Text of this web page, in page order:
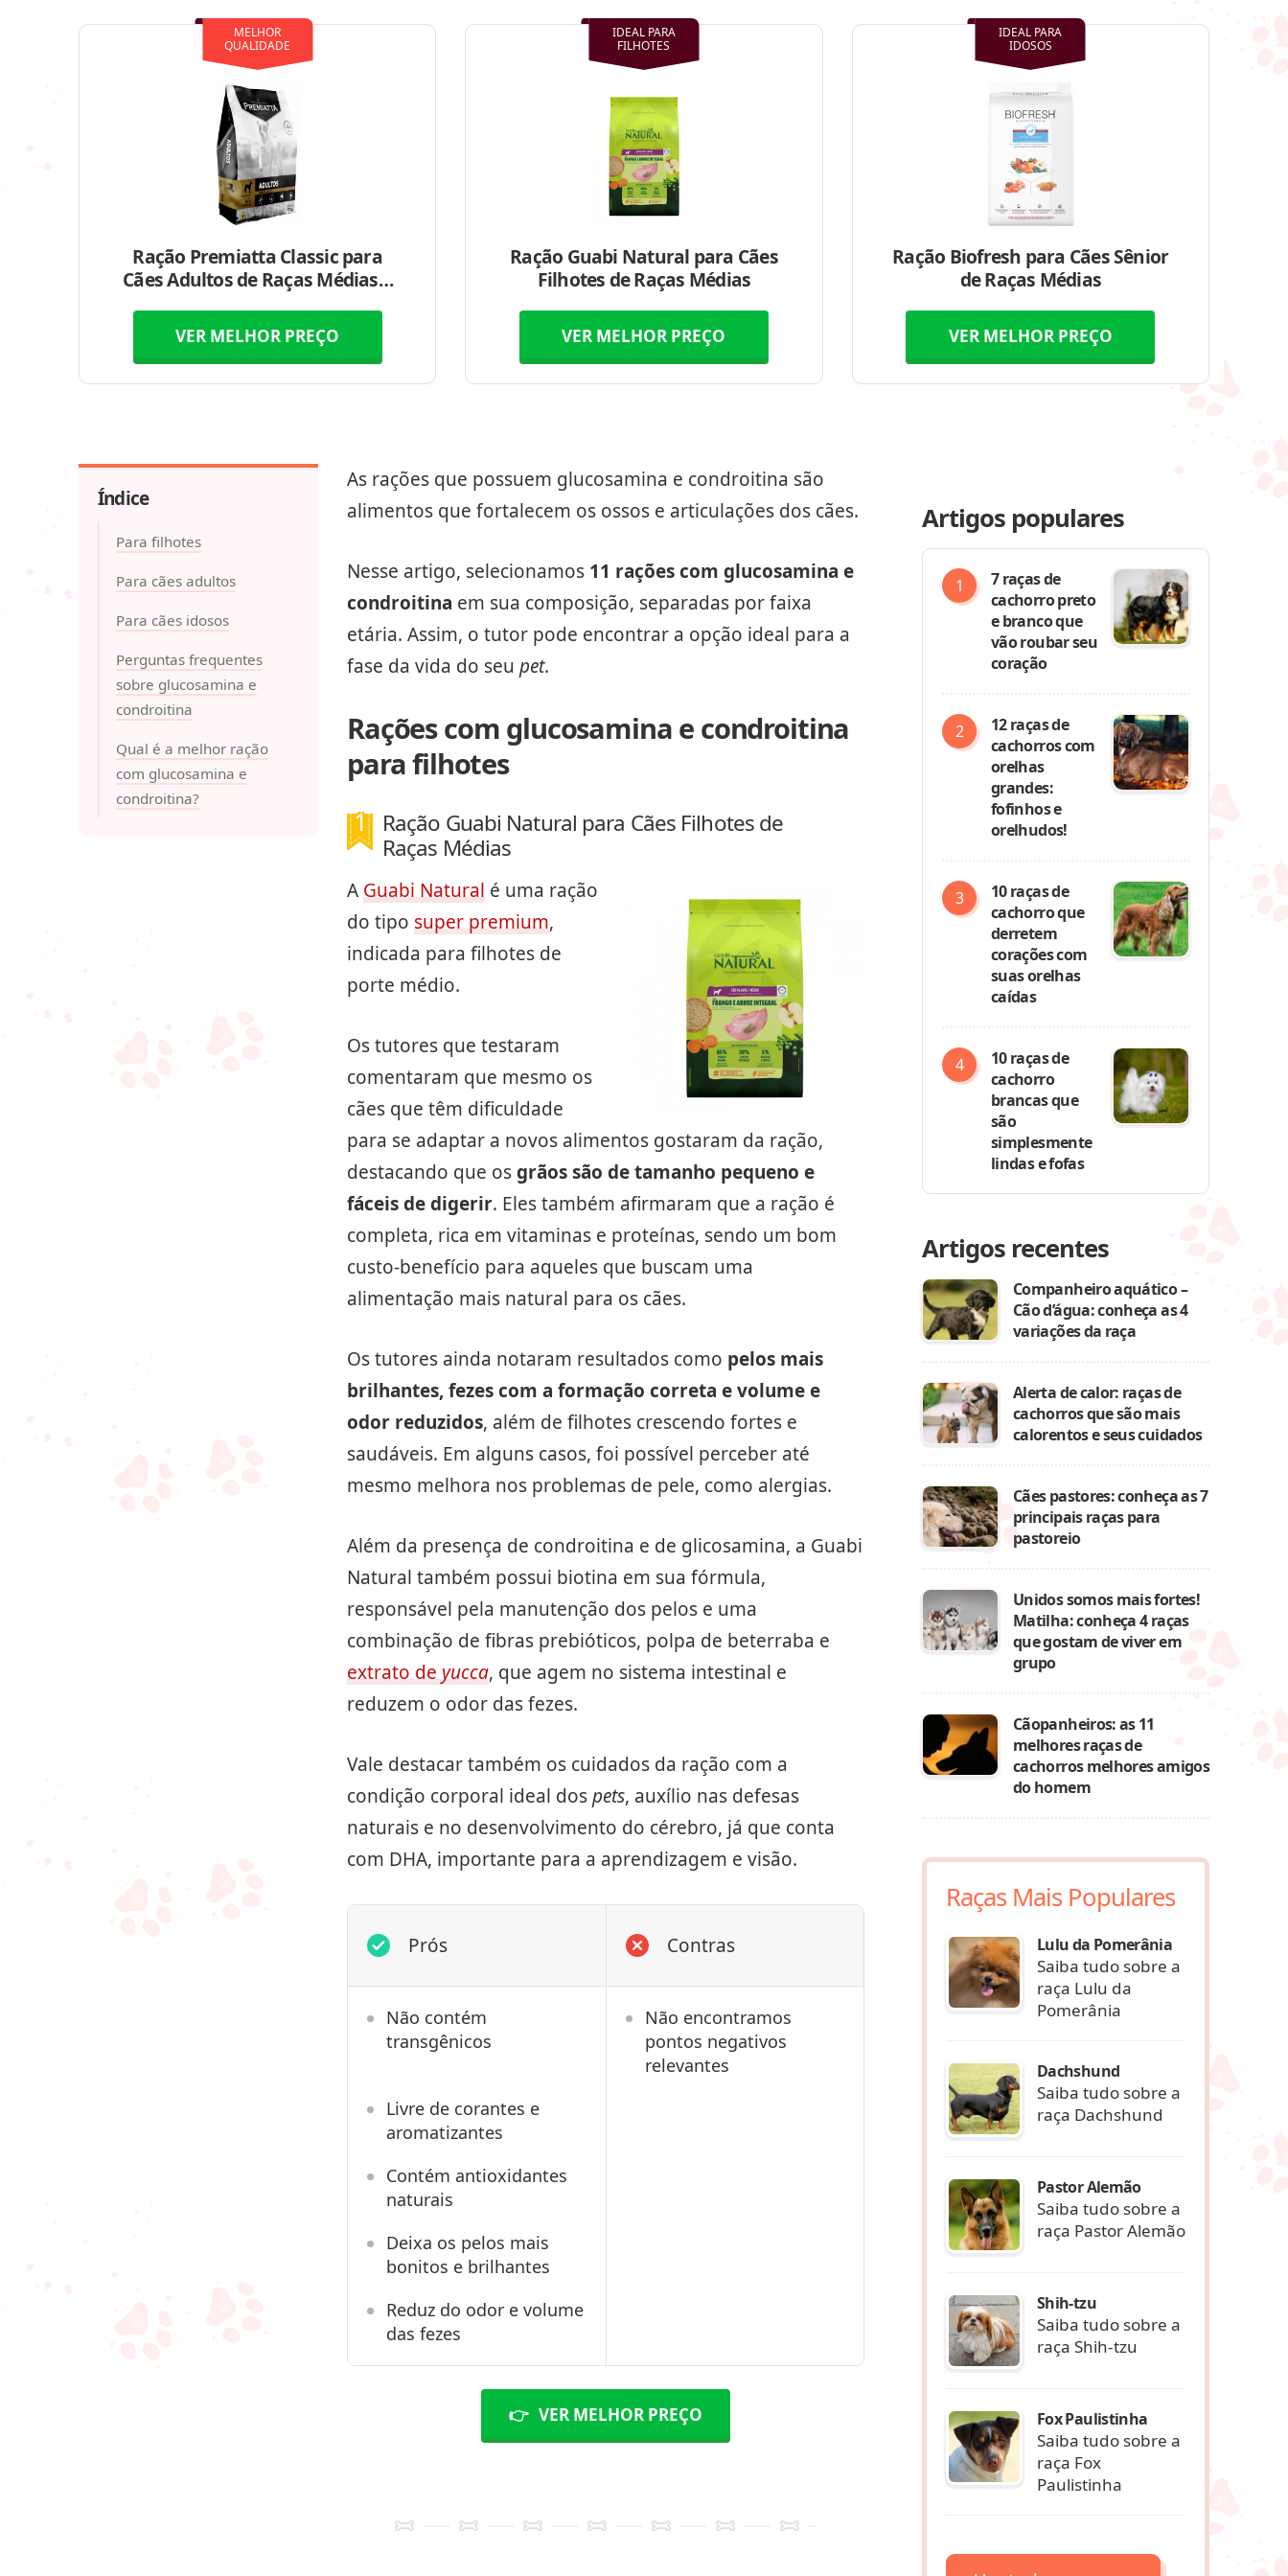
MELHOR
QUALIDADE
Ração Premiatta Classic para
Cães Adultos de Raças Médias e
VER MELHOR PREÇO
IDEAL PARA
FILHOTES
Ração Guabi Natural para Cães
Filhotes de Raças Médias
VER MELHOR PREÇO
IDEAL PARA
IDOSOS
Ração Biofresh para Cães Sênior
de Raças Médias
VER MELHOR PREÇO
As rações que possuem glucosamina e condroitina são
alimentos que fortalecem os ossos e articulações dos cães.
Nesse artigo, selecionamos 11 rações com glucosamina e
condroitina em sua composição, separadas por faixa
etária. Assim, o tutor pode encontrar a opção ideal para a
fase da vida do seu pet.
Índice
Para filhotes
Para cães adultos
Para cães idosos
Perguntas frequentes
sobre glucosamina e
condroitina
Qual é a melhor ração
com glucosamina e
condroitina?
Rações com glucosamina e condroitina
para filhotes
Ração Guabi Natural para Cães Filhotes de
Raças Médias
A Guabi Natural é uma ração
do tipo super premium,
indicada para filhotes de
porte médio.
Os tutores que testaram
comentaram que mesmo os
cães que têm dificuldade
para se adaptar a novos alimentos gostaram da ração,
destacando que osgrãos são de tamanho pequeno e
fáceis de digerir. Eles também afirmaram que a ração é
completa, rica em vitaminas e proteínas, sendo um bom
custo-benefício para aqueles que buscam uma
alimentação mais natural para os cães.
Os tutores ainda notaram resultados como pelos mais
brilhantes, fezes com a formação correta e volume e
odor reduzidos, além de filhotes crescendo fortes e
saudáveis. Em alguns casos, foi possível perceber até
mesmo melhora nos problemas de pele, como alergias.
Além da presença de condroitina e de glicosamina, a Guabi
Natural também possui biotina em sua fórmula,
responsável pela manutenção dos pelos e uma
combinação de fibras prebióticos, polpa de beterraba e
extrato de yucca, que agem no sistema intestinal e
reduzem o odor das fezes.
Vale destacar também os cuidados da ração com a
condição corporal ideal dospets, auxílio nas defesas
naturais e no desenvolvimento do cérebro, já que conta
com DHA, importante para a aprendizagem e visão.
Prós Contras
Não contém
transgênicos
Não encontramos
pontos negativos
relevantes
Livre de corantes e
aromatizantes
Contém antioxidantes
naturais
Deixa os pelos mais
bonitos e brilhantes
Reduz do odor e volume
das fezes
👉 VER MELHOR PREÇO
Artigos populares
7 raças de
cachorro preto
e branco que
vão roubar seu
coração
12 raças de
cachorros com
orelhas
grandes:
fofinhos e
orelhudos!
10 raças de
cachorro que
derretem
corações com
suas orelhas
caídas
10 raças de
cachorro
brancas que
são
simplesmente
lindas e fofas
Artigos recentes
Companheiro aquático –
Cão d’água: conheça as 4
variações da raça
Alerta de calor: raças de
cachorros que são mais
calorentos e seus cuidados
Cães pastores: conheça as 7
principais raças para
pastoreio
Unidos somos mais fortes!
Matilha: conheça 4 raças
que gostam de viver em
grupo
Cãopanheiros: as 11
melhores raças de
cachorros melhores amigos
do homem
Raças Mais Populares
Lulu da Pomerânia
Saiba tudo sobre a
raça Lulu da
Pomerânia
Dachshund
Saiba tudo sobre a
raça Dachshund
Pastor Alemão
Saiba tudo sobre a
raça Pastor Alemão
Shih-tzu
Saiba tudo sobre a
raça Shih-tzu
Fox Paulistinha
Saiba tudo sobre a
raça Fox
Paulistinha